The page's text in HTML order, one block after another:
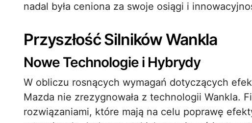
nadal była ceniona za swoje osiągi i
Przyszłość Silników Wankla
Nowe Technologie i Hybrydy
W obliczu rosnących wymagań dotyczących
Mazda nie zrezygnowała z technologii Wankla.
rozwiązaniami, które mają na celu poprawę